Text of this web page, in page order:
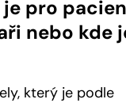
je pro
nebo kde
který je podle